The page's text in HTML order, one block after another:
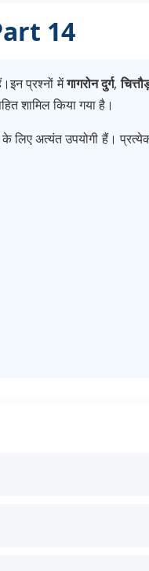
14
प्रश्नों मेंगागरोन दुर्ग,
शामिल किया गया है।
के लिए अत्यंत उपयोगी हैं।